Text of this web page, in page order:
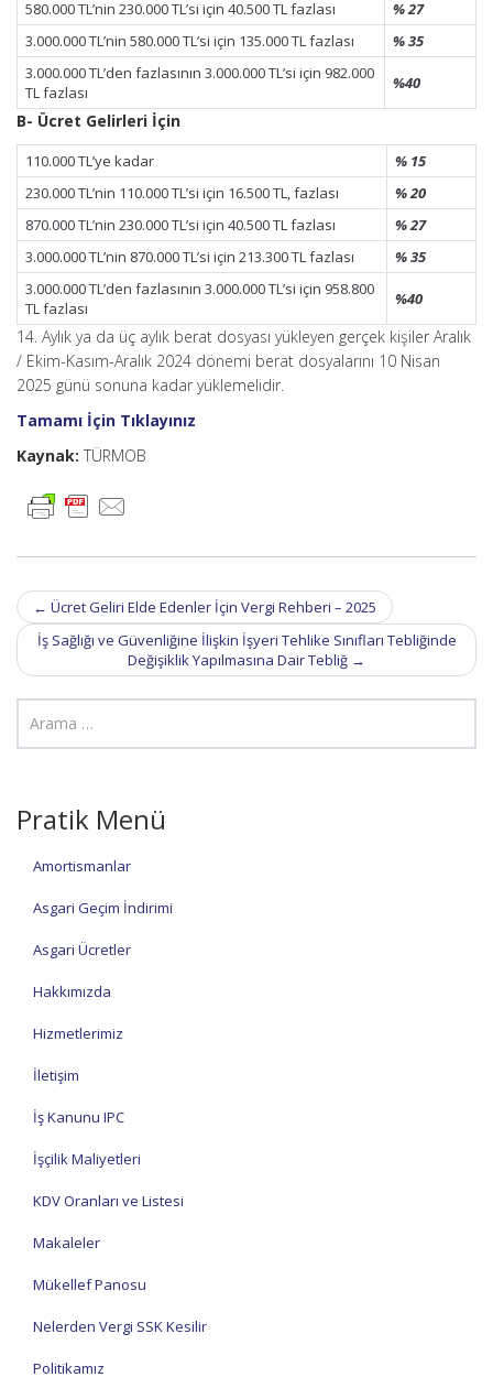
580.000 TL’nin 230.000 TL’si için 40.500 TL fazlası
% 27
3.000.000 TL’nin 580.000 TL’si için 135.000 TL fazlası
% 35
3.000.000 TL’den fazlasının 3.000.000 TL’si için 982.000
TL fazlası
%40
B- Ücret Gelirleri İçin
110.000 TL’ye kadar
% 15
230.000 TL’nin 110.000 TL’si için 16.500 TL, fazlası
% 20
870.000 TL’nin 230.000 TL’si için 40.500 TL fazlası
% 27
3.000.000 TL’nin 870.000 TL’si için 213.300 TL fazlası
% 35
3.000.000 TL’den fazlasının 3.000.000 TL’si için 958.800
TL fazlası
%40
14. Aylık ya da üç aylık berat dosyası yükleyen gerçek kişiler Aralık
/ Ekim-Kasım-Aralık 2024 dönemi berat dosyalarını 10 Nisan
2025 günü sonuna kadar yüklemelidir.
Tamamı İçin Tıklayınız
Kaynak: TÜRMOB
Post
navigation
← Ücret Geliri Elde Edenler İçin Vergi Rehberi – 2025
İş Sağlığı ve Güvenliğine İlişkin İşyeri Tehlike Sınıfları Tebliğinde
Değişiklik Yapılmasına Dair Tebliğ →
Pratik Menü
Amortismanlar
Asgari Geçim İndirimi
Asgari Ücretler
Hakkımızda
Hizmetlerimiz
İletişim
İş Kanunu IPC
İşçilik Maliyetleri
KDV Oranları ve Listesi
Makaleler
Mükellef Panosu
Nelerden Vergi SSK Kesilir
Politikamız